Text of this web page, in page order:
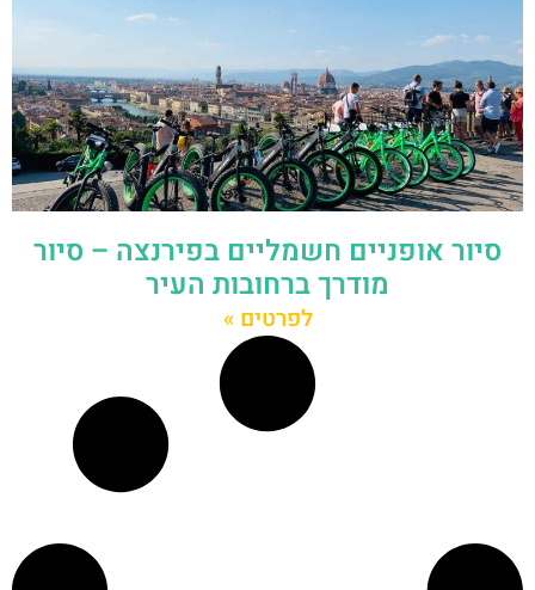
סיור אופניים חשמליים בפירנצה – סיור
מודרך ברחובות העיר
לפרטים »